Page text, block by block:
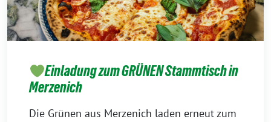
Einladung zum GRÜNEN Stammtisch in
Merzenich
Die Grünen aus Merzenich laden erneut zum